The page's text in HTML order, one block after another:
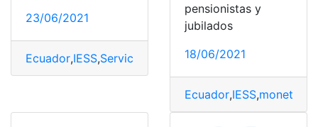
23/06/2021
Ecuador,IESS,Servicio en linea,sueldo,top2
pensionistas y
jubilados
18/06/2021
Ecuador,IESS,